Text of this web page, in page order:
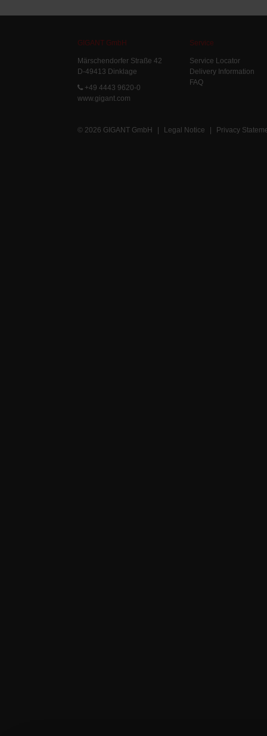
GIGANT GmbH
Märschendorfer Straße 42
D-49413 Dinklage
+49 4443 9620-0
www.gigant.com
Service
Service Locator
Delivery Information
FAQ
© 2026 GIGANT GmbH | Legal Notice | Privacy